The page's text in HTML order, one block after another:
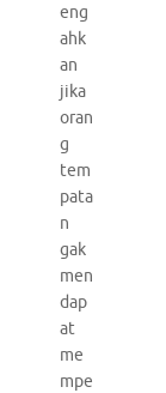
eng
ahk
an
jika
oran
g
tem
pata
n
gak
men
dap
at
me
mpe